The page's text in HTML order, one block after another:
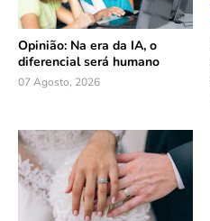
Opinião: Na era da IA, o
diferencial será humano
07 Agosto, 2026